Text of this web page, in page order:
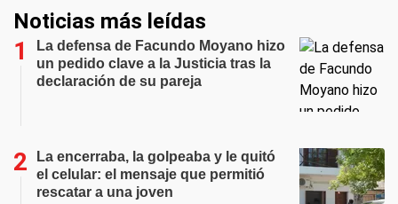
Noticias más leídas
La defensa de Facundo Moyano hizo
un pedido clave a la Justicia tras la
declaración de su pareja
La encerraba, la golpeaba y le quitó
el celular: el mensaje que permitió
rescatar a una joven